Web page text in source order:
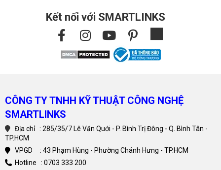
Kết nối với SMARTLINKS
CÔNG TY TNHH KỸ THUẬT CÔNG NGHỆ
SMARTLINKS
Địa chỉ : 285/35/7 Lê Văn Quới - P. Bình Trị Đông - Q. Bình Tân -
TP.HCM
VPGD : 43 Phạm Hùng - Phường Chánh Hưng - TP.HCM
Hotline : 0703 333 200